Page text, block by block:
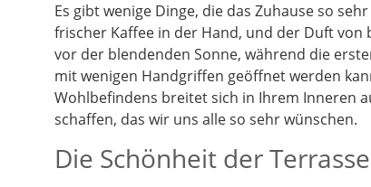
Es gibt wenige Dinge, die das Zuhause so
frischer Kaffee in der Hand, und der Duft
vor der blendenden Sonne, während die
mit wenigen Handgriffen geöffnet werden
Wohlbefindens breitet sich in Ihrem Inneren
schaffen, das wir uns alle so sehr wünschen.
Die Schönheit der